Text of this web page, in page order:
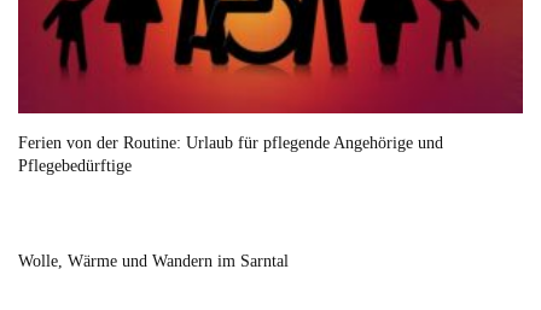
Ferien von der Routine: Urlaub für pflegende Angehörige und
Pflegebedürftige
Wolle, Wärme und Wandern im Sarntal